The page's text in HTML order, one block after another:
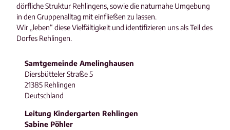
dörfliche Struktur Rehlingens, sowie die naturnahe Umgebung
in den Gruppenalltag mit einfließen zu lassen.
Wir „leben“ diese Vielfältigkeit und identifizieren uns als Teil des
Dorfes Rehlingen.
Samtgemeinde Amelinghausen
Diersbütteler Straße 5
21385 Rehlingen
Deutschland
Leitung Kindergarten Rehlingen
Sabine Pöhler